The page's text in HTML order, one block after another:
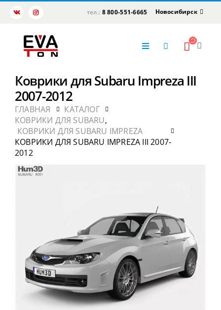
тел.: 8 800-551-6665 Новосибирск
Коврики для Subaru Impreza III
2007-2012
ГЛАВНАЯ
КАТАЛОГ
КОВРИКИ ДЛЯ SUBARU,
КОВРИКИ ДЛЯ SUBARU IMPREZA
КОВРИКИ ДЛЯ SUBARU IMPREZA III 2007-
2012